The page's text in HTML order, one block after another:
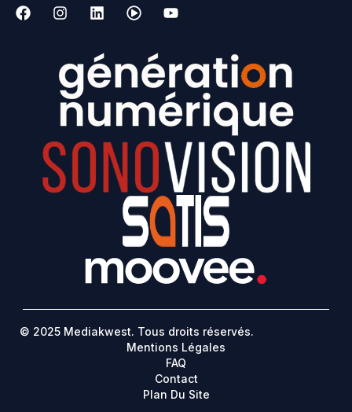
© 2025 Mediakwest. Tous droits réservés.
Mentions Légales
FAQ
Contact
Plan Du Site